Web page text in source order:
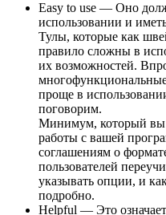
Easy to use — Оно
использовании и
Тулы, которые как
правило сложны в
их возможностей.
проще в
поговорим.
Минимум, который вы
работы с вашей
соглашениям о
пользователей
указывать опции, и
подробно.
Helpful — Это